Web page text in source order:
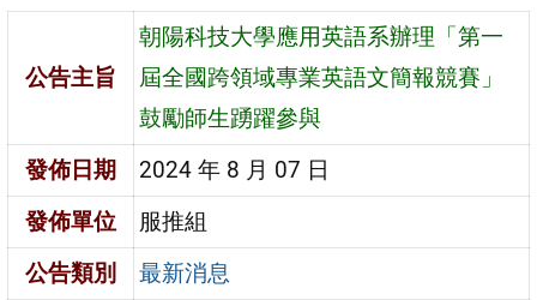
公告主旨
朝陽科技大學應用英語系辦理「第一
屆全國跨領域專業英語文簡報競賽」
鼓勵師生踴躍參與
發佈日期
2024 年 8 月 07 日
發佈單位
服推組
公告類別
最新消息